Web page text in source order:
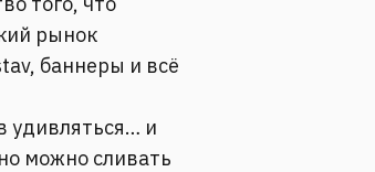
рынок
баннеры и всё
удивляться… и
можно сливать